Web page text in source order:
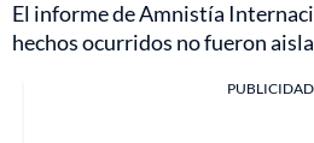
El informe de Amnistía
hechos ocurridos no fueron
PUBLICIDAD